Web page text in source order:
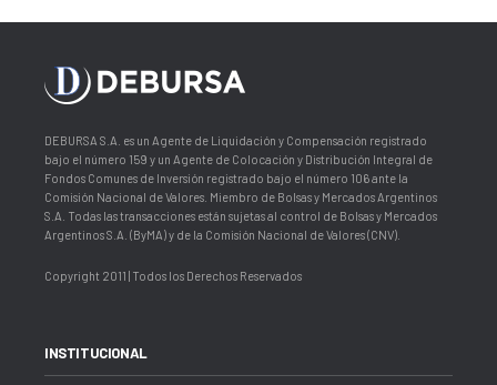
DEBURSA S.A. es un Agente de Liquidación y Compensación registrado
bajo el número 159 y un Agente de Colocación y Distribución Integral de
Fondos Comunes de Inversión registrado bajo el número 106 ante la
Comisión Nacional de Valores. Miembro de Bolsas y Mercados Argentinos
S.A. Todas las transacciones están sujetas al control de Bolsas y Mercados
Argentinos S.A. (ByMA) y de la Comisión Nacional de Valores (CNV).
Copyright 2011 | Todos los Derechos Reservados
INSTITUCIONAL